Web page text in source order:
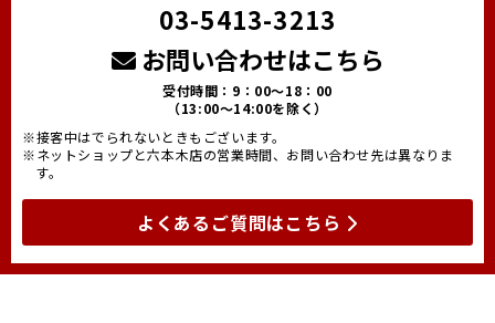
03-5413-3213
お問い合わせはこちら
受付時間：9：00～18：00
（13:00～14:00を除く）
※接客中はでられないときもございます。
※ネットショップと六本木店の営業時間、お問い合わせ先は異なりま
す。
よくあるご質問はこちら